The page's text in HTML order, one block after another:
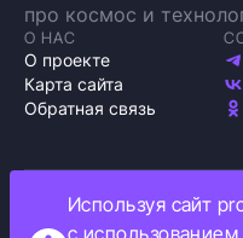
про космос и
О НАС
О проекте
Карта сайта
Обратная связь
Политика обработки
Используя сайт
с